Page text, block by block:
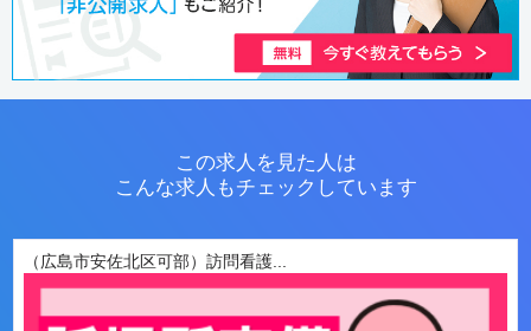
この求人を見た人は
こんな求人もチェックしています
（広島市安佐北区可部）訪問看護...